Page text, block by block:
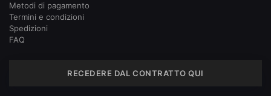
Metodi di pagamento
Termini e condizioni
Spedizioni
FAQ
RECEDERE DAL CONTRATTO QUI